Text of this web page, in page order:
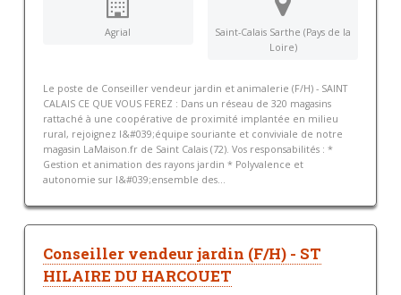
Agrial
Saint-Calais Sarthe (Pays de la
Loire)
Le poste de Conseiller vendeur jardin et animalerie (F/H) - SAINT
CALAIS CE QUE VOUS FEREZ : Dans un réseau de 320 magasins
rattaché à une coopérative de proximité implantée en milieu
rural, rejoignez l&#039;équipe souriante et conviviale de notre
magasin LaMaison.fr de Saint Calais (72). Vos responsabilités : *
Gestion et animation des rayons jardin * Polyvalence et
autonomie sur l&#039;ensemble des...
Conseiller vendeur jardin (F/H) - ST
HILAIRE DU HARCOUET